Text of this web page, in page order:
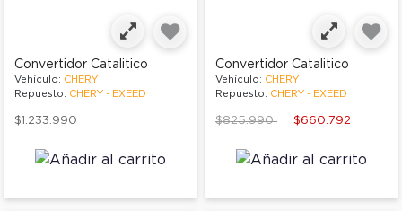
Convertidor Catalitico
Vehículo: CHERY
Repuesto: CHERY - EXEED
$1.233.990
Convertidor Catalitico
Vehículo: CHERY
Repuesto: CHERY - EXEED
Price reduced from
$825.990to $660.792